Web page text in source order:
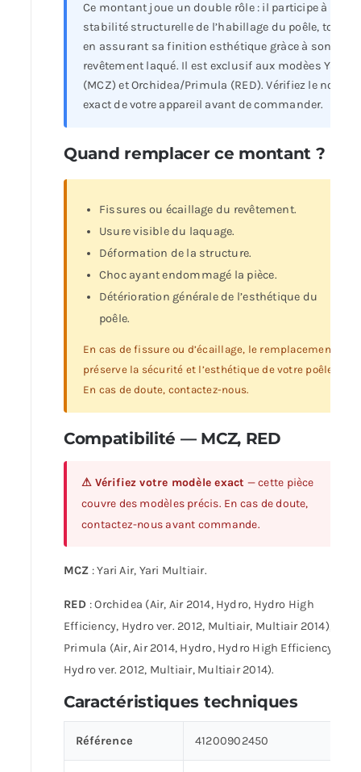
Ce montant joue un double rôle : il participe à la
stabilité structurelle de l’habillage du poêle, tout
en assurant sa finition esthétique gràce à son
revêtement laqué. Il est exclusif aux modèes Yari
(MCZ) et Orchidea/Primula (RED). Vérifiez le nom
exact de votre appareil avant de commander.
Quand remplacer ce montant ?
Fissures ou écaillage du revêtement.
Usure visible du laquage.
Déformation de la structure.
Choc ayant endommagé la pièce.
Détérioration générale de l’esthétique du
poêle.
En cas de fissure ou d’écaillage, le remplacement
préserve la sécurité et l’esthétique de votre poêle.
En cas de doute, contactez-nous.
Compatibilité — MCZ, RED
⚠ Vérifiez votre modèle exact — cette pièce
couvre des modèles précis. En cas de doute,
contactez-nous avant commande.
MCZ : Yari Air, Yari Multiair.
RED : Orchidea (Air, Air 2014, Hydro, Hydro High
Efficiency, Hydro ver. 2012, Multiair, Multiair 2014),
Primula (Air, Air 2014, Hydro, Hydro High Efficiency,
Hydro ver. 2012, Multiair, Multiair 2014).
Caractéristiques techniques
Référence 41200902450